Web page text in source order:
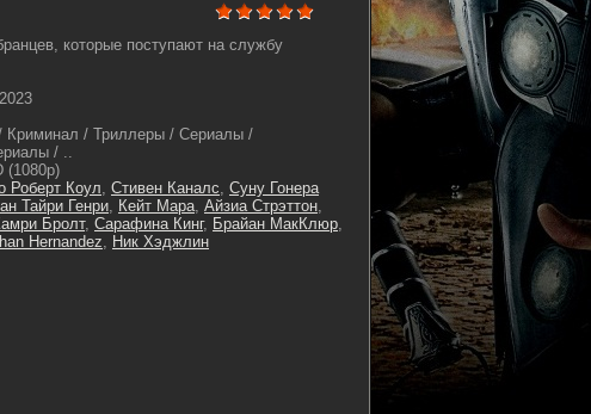
которые поступают на службу
2023
/ Триллеры / Сериалы /
/ ..
(1080p)
Роберт Коул, Стивен Каналс, Суну Гонера
Тайри Генри, Кейт Мара, Айзиа Стрэттон,
Бролт, Сарафина Кинг, Брайан МакКлюр,
Hernandez, Ник Хэджлин